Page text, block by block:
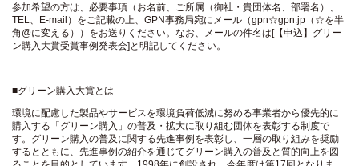
参加希望の方は、必要事項（お名前、ご所属（御社・貴団体名、部署名）、
TEL、E-mail）をご記載の上、GPN事務局宛にメール（gpn☆gpn.jp（☆を半
角@に変える））をお送りください。なお、メールの件名は[【申込】グリー
ン購入大賞受賞事例発表会]と明記してください。
■グリーン購入大賞とは
環境に配慮した製品やサービスを環境負荷低減に努める事業者から優先的に
購入する「グリーン購入」の普及・拡大に取り組む団体を表彰する制度で
す。グリーン購入の普及に関する先進事例を表彰し、一層の取り組みを奨励
するとともに、先進事例の紹介を通じてグリーン購入の普及と質的向上を図